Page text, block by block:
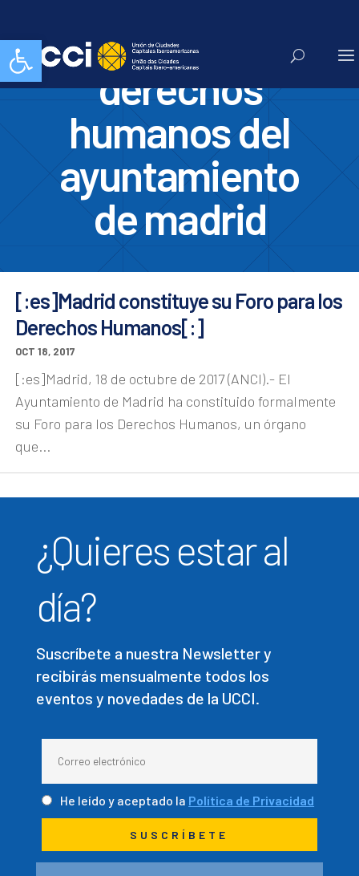
Abrir barra de herramientas
foro para los
derechos
humanos del
ayuntamiento
de madrid
[:es]Madrid constituye su Foro para los
Derechos Humanos[:]
OCT 18, 2017
[:es]Madrid, 18 de octubre de 2017 (ANCI).- El
Ayuntamiento de Madrid ha constituido formalmente
su Foro para los Derechos Humanos, un órgano
que...
¿Quieres estar al
día?
Suscríbete a nuestra Newsletter y
recibirás mensualmente todos los
eventos y novedades de la UCCI.
He leído y aceptado la Política de Privacidad